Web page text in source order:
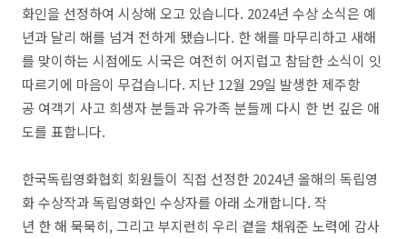
화인을 선정하여 시상해 오고 있습니다. 2024년 수상 소식은 예
년과 달리 해를 넘겨 전하게 됐습니다. 한 해를 마무리하고 새해
를 맞이하는 시점에도 시국은 여전히 어지럽고 참담한 소식이 잇
따르기에 마음이 무겁습니다. 지난 12월 29일 발생한 제주항
공 여객기 사고 희생자 분들과 유가족 분들께 다시 한 번 깊은 애
도를 표합니다.
한국독립영화협회 회원들이 직접 선정한 2024년 올해의 독립영
화 수상작과 독립영화인 수상자를 아래 소개합니다. 작
년 한 해 묵묵히, 그리고 부지런히 우리 곁을 채워준 노력에 감사